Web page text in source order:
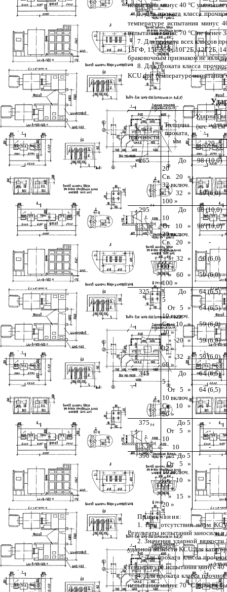
испытания минус 40 °C
6. Для проката класса
температуре испытания
испытания минус 70 °C не менее
7. Для проката всех классов
15ГФ, 15Г2СФ, 10Г2Б, 12Г2Б,
браковочным признаком не
8. Для проката класса
KCU при температуре
Класс
прочности
Толщина
проката,
мм
Ударная
(кгс · м/см
+20
265
До
20
98 (10,0)
Св. 20 »
32 включ.
-
» 32 »
100 »
59 (6,0)
295
До
10
98 (10,0)
От 10 »
20 включ.
98 (10,0)
Св. 20 »
32 »
-
» 32 »
60 »
59 (6,0)
» 60 »
100 »
59 (6,0)
325
До
5
64 (6,5)
От 5 »
10 включ.
64 (6,5)
Св. 10 »
20 »
59 (6,0)
» 20 »
32 »
59 (6,0)
» 32 »
60 »
59 (6,0)
345
До
5
64 (6,5)
От 5 »
10 включ.
64 (6,5)
Св. 10 »
20 »
-
375 До 5
-
От 5 »
10
-
10
-
390
До 5
-
От 5 »
10 включ.
-
Св. 10 »
15 »
-
» 15 »
20 »
-
Примечания:
1. При отсутствии норм
Результаты испытаний заносили в
2. Значения ударной
ударной вязкости KCU для
3. Для проката класса
температуре испытания минус
4. Для проката класса
испытания минус 70 °C должна